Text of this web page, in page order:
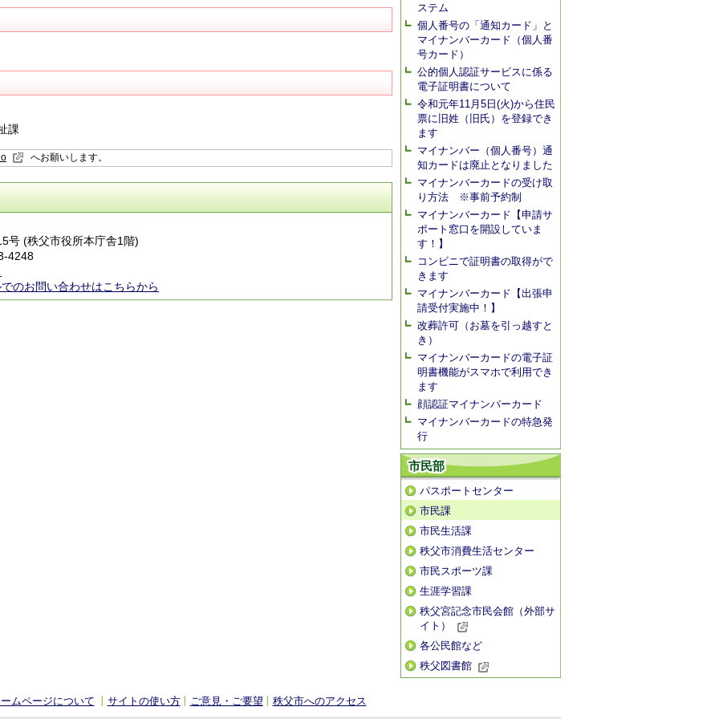
課
へお願いします。
号 (秩父市役所本庁舎1階)
4248
のお問い合わせはこちらから
ステム
個人番号の「通知カード」と
マイナンバーカード（個人番
号カード）
公的個人認証サービスに係る
電子証明書について
令和元年11月5日(火)から住民
票に旧姓（旧氏）を登録でき
ます
マイナンバー（個人番号）通
知カードは廃止となりました
マイナンバーカードの受け取
り方法 ※事前予約制
マイナンバーカード【申請サ
ポート窓口を開設していま
す！】
コンビニで証明書の取得がで
きます
マイナンバーカード【出張申
請受付実施中！】
改葬許可（お墓を引っ越すと
き）
マイナンバーカードの電子証
明書機能がスマホで利用でき
ます
顔認証マイナンバーカード
マイナンバーカードの特急発
行
市民部
パスポートセンター
市民課
市民生活課
秩父市消費生活センター
市民スポーツ課
生涯学習課
秩父宮記念市民会館（外部サ
イト）
各公民館など
秩父図書館
ムページについて サイトの使い方 ご意見・ご要望 秩父市へのアクセス